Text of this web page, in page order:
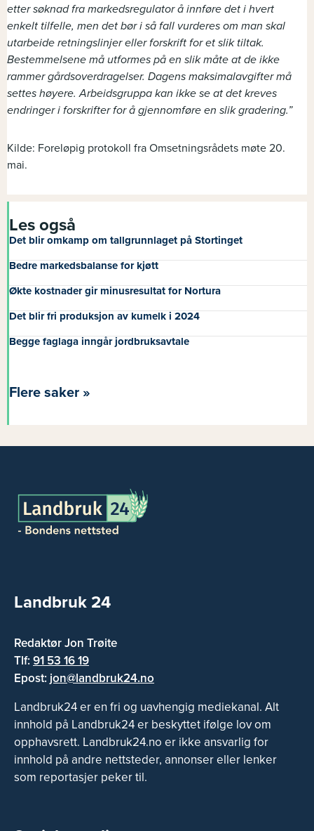
etter søknad fra markedsregulator å innføre det i hvert
enkelt tilfelle, men det bør i så fall vurderes om man skal
utarbeide retningslinjer eller forskrift for et slik tiltak.
Bestemmelsene må utformes på en slik måte at de ikke
rammer gårdsoverdragelser. Dagens maksimalavgifter må
settes høyere. Arbeidsgruppa kan ikke se at det kreves
endringer i forskrifter for å gjennomføre en slik gradering.”
Kilde: Foreløpig protokoll fra Omsetningsrådets møte 20.
mai.
Les også
Det blir omkamp om tallgrunnlaget på Stortinget
Bedre markedsbalanse for kjøtt
Økte kostnader gir minusresultat for Nortura
Det blir fri produksjon av kumelk i 2024
Begge faglaga inngår jordbruksavtale
Flere saker »
Landbruk 24
Redaktør Jon Trøite
Tlf:91 53 16 19
Epost: jon@landbruk24.no
Landbruk24 er en fri og uavhengig mediekanal. Alt
innhold på Landbruk24 er beskyttet ifølge lov om
opphavsrett. Landbruk24.no er ikke ansvarlig for
innhold på andre nettsteder, annonser eller lenker
som reportasjer peker til.